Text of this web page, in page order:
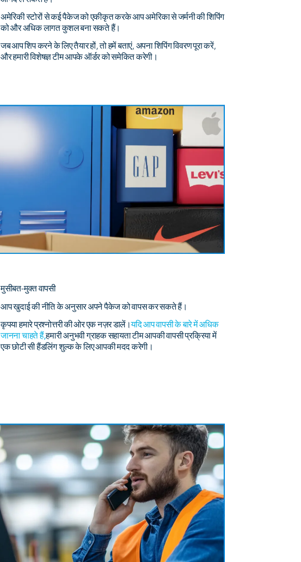
अमेरिकी स्टोरों से कई पैकेज को एकीकृत करके आप अमेरिका से जर्मनी की शिपिंग
को और अधिक लागत कुशल बना सकते हैं।
जब आप शिप करने के लिए तैयार हों, तो हमें बताएं, अपना शिपिंग विवरण पूरा करें,
और हमारी विशेषज्ञ टीम आपके ऑर्डर को समेकित करेगी।
मुसीबत-मुक्त वापसी
आप खुदाई की नीति के अनुसार अपने पैकेज को वापस कर सकते हैं।
कृपया हमारे प्रश्नोत्तरी की ओर एक नज़र डालें।यदि आप वापसी के बारे में अधिक
जानना चाहते हैं,हमारी अनुभवी ग्राहक सहायता टीम आपकी वापसी प्रक्रिया में
एक छोटी सी हैंडलिंग शुल्क के लिए आपकी मदद करेगी।